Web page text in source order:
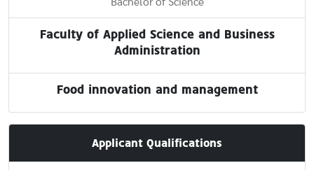
Faculty of Applied Science and Business
Administration
Food innovation and management
Applicant Qualifications